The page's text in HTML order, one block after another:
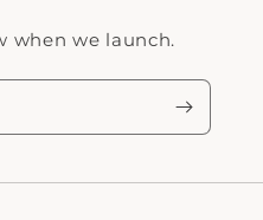
when we launch.